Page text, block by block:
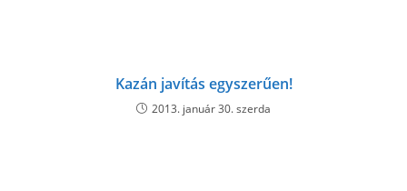
Kazán javítás egyszerűen!
2013. január 30. szerda